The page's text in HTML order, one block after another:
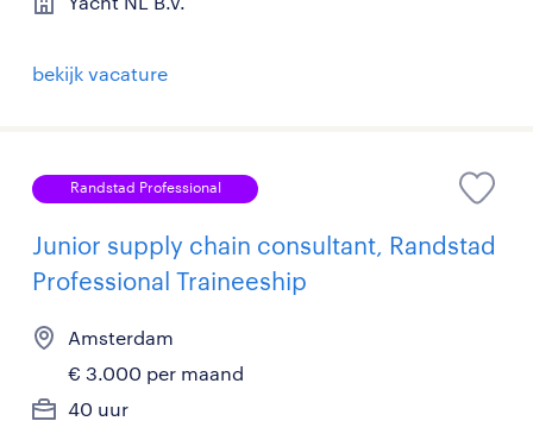
bekijk vacature
Randstad Professional
Junior supply chain consultant, Randstad
Professional Traineeship
Amsterdam
€ 3.000 per maand
40 uur